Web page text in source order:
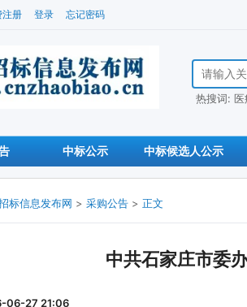
注册 登录 忘记密码
搜索招标信
热搜词:
中标公示 中标候选人公示
标信息发布网 > 采购公告 > 正文
中共石家庄市委
06-27 21:06